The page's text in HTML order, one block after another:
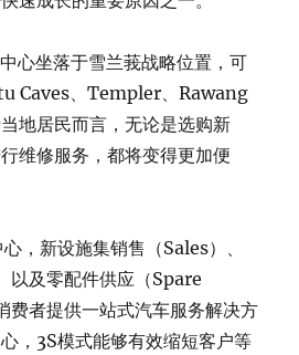
心坐落于雪兰莪战略位置，可
Caves、Templer、Rawang
地居民而言，无论是选购新
维修服务，都将变得更加便
，新设施集销售（Sales）、
以及零配件供应（Spare
费者提供一站式汽车服务解决方
，3S模式能够有效缩短客户等